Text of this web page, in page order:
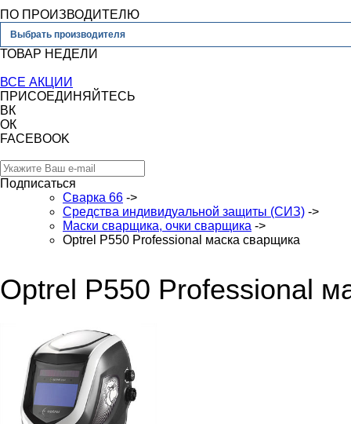
ПО ПРОИЗВОДИТЕЛЮ
Выбрать производителя
ТОВАР НЕДЕЛИ
ВСЕ АКЦИИ
ПРИСОЕДИНЯЙТЕСЬ
ВК
ОК
FACEBOOK
Подписаться
Сварка 66 ->
Средства индивидуальной защиты (СИЗ) ->
Маски сварщика, очки сварщика ->
Optrel P550 Professional маска сварщика
Optrel P550 Professional